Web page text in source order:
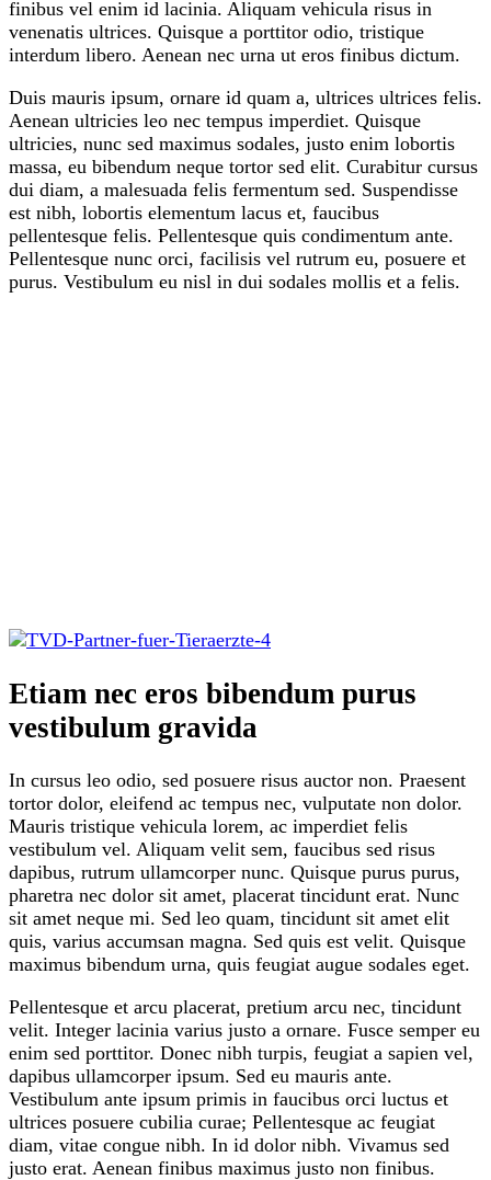
finibus vel enim id lacinia. Aliquam vehicula risus in
venenatis ultrices. Quisque a porttitor odio, tristique
interdum libero. Aenean nec urna ut eros finibus dictum.
Duis mauris ipsum, ornare id quam a, ultrices ultrices felis.
Aenean ultricies leo nec tempus imperdiet. Quisque
ultricies, nunc sed maximus sodales, justo enim lobortis
massa, eu bibendum neque tortor sed elit. Curabitur cursus
dui diam, a malesuada felis fermentum sed. Suspendisse
est nibh, lobortis elementum lacus et, faucibus
pellentesque felis. Pellentesque quis condimentum ante.
Pellentesque nunc orci, facilisis vel rutrum eu, posuere et
purus. Vestibulum eu nisl in dui sodales mollis et a felis.
Etiam nec eros bibendum purus
vestibulum gravida
In cursus leo odio, sed posuere risus auctor non. Praesent
tortor dolor, eleifend ac tempus nec, vulputate non dolor.
Mauris tristique vehicula lorem, ac imperdiet felis
vestibulum vel. Aliquam velit sem, faucibus sed risus
dapibus, rutrum ullamcorper nunc. Quisque purus purus,
pharetra nec dolor sit amet, placerat tincidunt erat. Nunc
sit amet neque mi. Sed leo quam, tincidunt sit amet elit
quis, varius accumsan magna. Sed quis est velit. Quisque
maximus bibendum urna, quis feugiat augue sodales eget.
Pellentesque et arcu placerat, pretium arcu nec, tincidunt
velit. Integer lacinia varius justo a ornare. Fusce semper eu
enim sed porttitor. Donec nibh turpis, feugiat a sapien vel,
dapibus ullamcorper ipsum. Sed eu mauris ante.
Vestibulum ante ipsum primis in faucibus orci luctus et
ultrices posuere cubilia curae; Pellentesque ac feugiat
diam, vitae congue nibh. In id dolor nibh. Vivamus sed
justo erat. Aenean finibus maximus justo non finibus.